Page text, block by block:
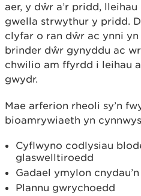
aer, y dŵr a’r pridd,
gwella strwythur y pridd.
clyfar o ran dŵr ac ynni
brinder dŵr gynyddu ac
chwilio am ffyrdd i leihau
gwydr.
Mae arferion rheoli sy’n
bioamrywiaeth yn
Cyflwyno codlysiau
glaswelltiroedd
Gadael ymylon
Plannu gwrychoedd